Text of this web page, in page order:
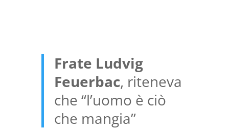
Frate Ludvig
Feuerbac, riteneva
che “l’uomo è ciò
che mangia”